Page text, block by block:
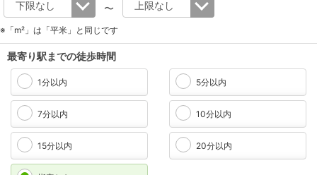
〜
※「m²」は「平米」と同じです
最寄り駅までの徒歩時間
1分以内 5分以内
7分以内 10分以内
15分以内 20分以内